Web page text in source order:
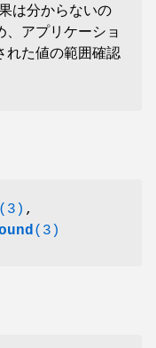
は分からないの
アプリケーショ
れた値の範囲確認
(3) ,
(3)